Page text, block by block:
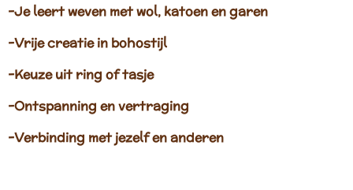
-Je leert weven met wol, katoen en garen
-Vrije creatie in bohostijl
-Keuze uit ring of tasje
-Ontspanning en vertraging
-Verbinding met jezelf en anderen